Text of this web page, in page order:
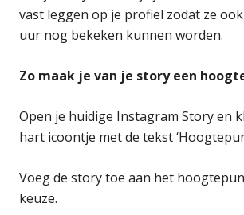
vast leggen op je profiel zodat ze
uur nog bekeken kunnen worden.
Zo maak je van je story een
Open je huidige Instagram Story en
hart icoontje met de tekst
Voeg de story toe aan het
keuze.